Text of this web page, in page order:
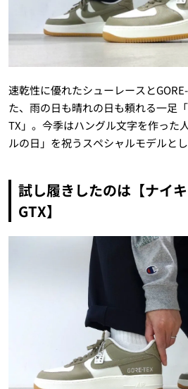
速乾性に優れたシューレースと
た、雨の日も晴れの日も頼れる一足
TX」。今季はハングル文字を作った
ルの日」を祝うスペシャルモデルと
試し履きしたのは【ナイ
GTX】